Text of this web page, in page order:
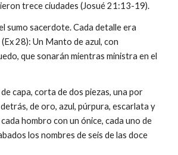
trece ciudades (Josué 21:13-19).
sumo sacerdote. Cada detalle era
28): Un Manto de azul, con
que sonarán mientras ministra en el
capa, corta de dos piezas, una por
de oro, azul, púrpura, escarlata y
hombro con un ónice, cada uno de
los nombres de seis de las doce